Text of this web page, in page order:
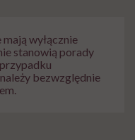
wyłącznie
stanowią porady
bezwzględnie